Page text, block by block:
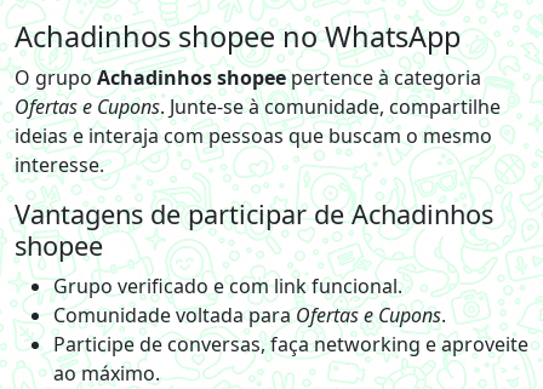
Achadinhos shopee no WhatsApp
O grupoAchadinhos shopeepertence à categoria
Ofertas e Cupons. Junte-se à comunidade, compartilhe
ideias e interaja com pessoas que buscam o mesmo
interesse.
Vantagens de participar de Achadinhos
shopee
Grupo verificado e com link funcional.
Comunidade voltada paraOfertas e Cupons.
Participe de conversas, faça networking e aproveite
ao máximo.